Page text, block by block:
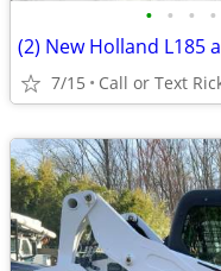
• • • •
(2) New Holland L185
7/15 Call or Text